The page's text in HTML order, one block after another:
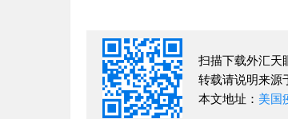
扫描下载外汇天
转载请说明来源
本文地址： 美国